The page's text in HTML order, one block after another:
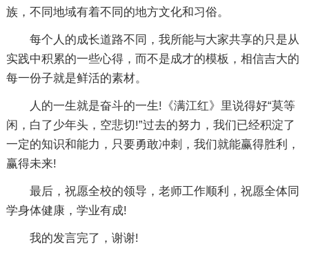
族，不同地域有着不同的地方文化和习俗。
每个人的成长道路不同，我所能与大家共享的只是从
实践中积累的一些心得，而不是成才的模板，相信吉大的
每一份子就是鲜活的素材。
人的一生就是奋斗的一生!《满江红》里说得好“莫等
闲，白了少年头，空悲切!”过去的努力，我们已经积淀了
一定的知识和能力，只要勇敢冲刺，我们就能赢得胜利，
赢得未来!
最后，祝愿全校的领导，老师工作顺利，祝愿全体同
学身体健康，学业有成!
我的发言完了，谢谢!